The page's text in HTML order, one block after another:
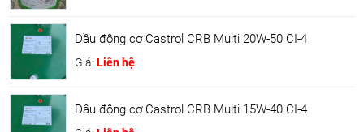
Dầu động cơ Castrol CRB Multi 20W-50 CI-4
Giá: Liên hệ
Dầu động cơ Castrol CRB Multi 15W-40 CI-4